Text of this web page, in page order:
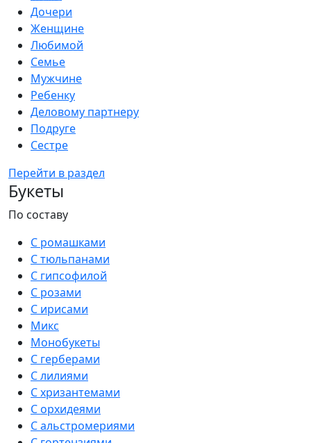
Дочери
Женщине
Любимой
Семье
Мужчине
Ребенку
Деловому партнеру
Подруге
Сестре
Перейти в раздел
Букеты
По составу
С ромашками
С тюльпанами
С гипсофилой
С розами
С ирисами
Микс
Монобукеты
С герберами
С лилиями
С хризантемами
С орхидеями
С альстромериями